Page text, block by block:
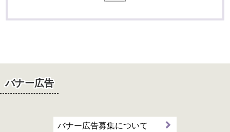
バナー広告
バナー広告募集について